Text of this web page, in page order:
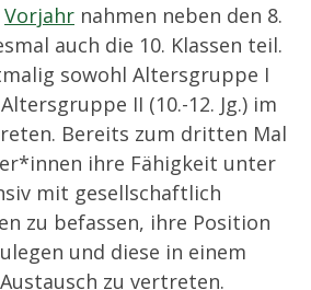
Vorjahr nahmen neben den 8.
auch die 10. Klassen teil.
sowohl Altersgruppe I
II (10.-12. Jg.) im
Bereits zum dritten Mal
ihre Fähigkeit unter
mit gesellschaftlich
zu befassen, ihre Position
und diese in einem
zu vertreten.